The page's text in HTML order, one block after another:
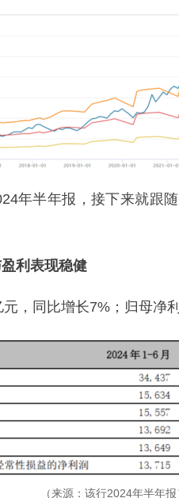
年半年报，接下来就跟
利表现稳健
，同比增长7%；归母净
（来源：该行2024年半年报